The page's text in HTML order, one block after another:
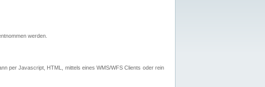
werden.
per Javascript, HTML, mittels eines WMS/WFS Clients oder rein